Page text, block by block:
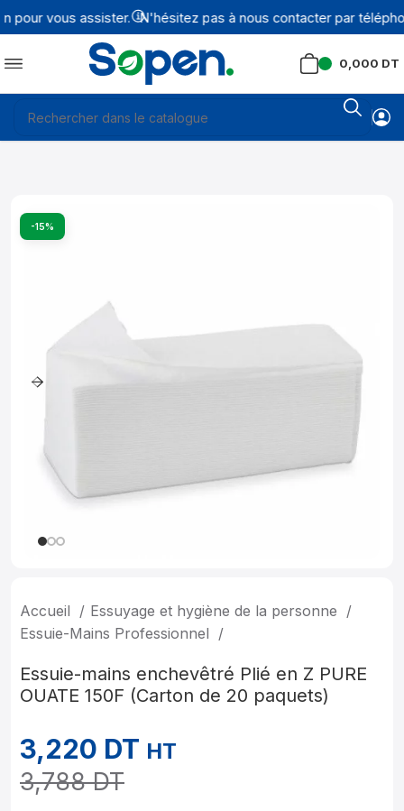
vous assister. N'hésitez pas à nous contacter par
0,000 DT
-15%
Accueil
Essuyage et hygiène de la personne
Essuie-Mains Professionnel
Essuie-mains enchevêtré Plié en Z PURE
OUATE 150F (Carton de 20 paquets)
3,220 DT HT
3,788DT